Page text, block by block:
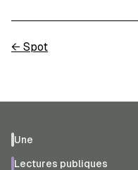
← Spot
Une
Lectures publiques